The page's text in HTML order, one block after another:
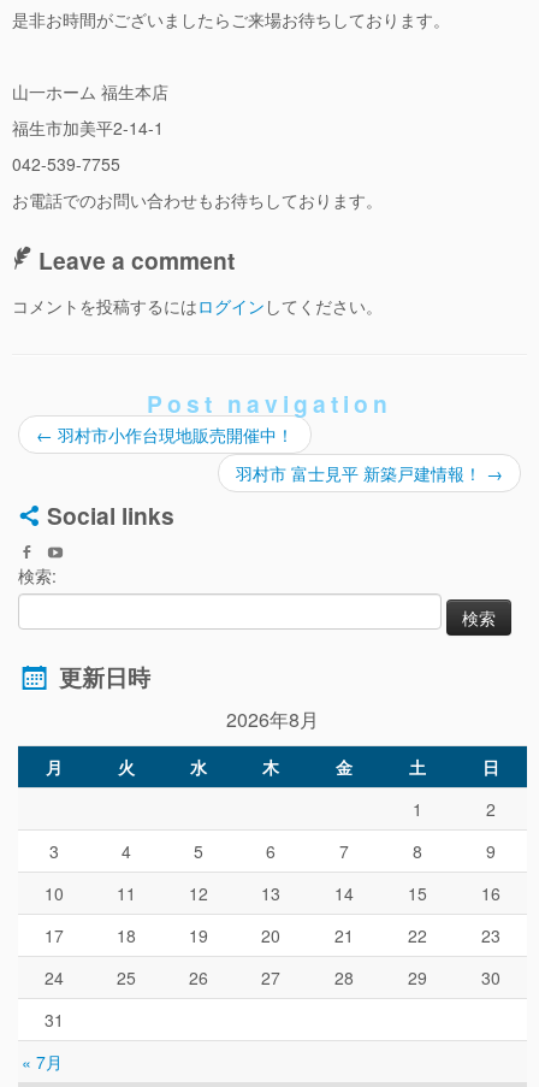
是非お時間がございましたらご来場お待ちしております。
山一ホーム 福生本店
福生市加美平2-14-1
042-539-7755
お電話でのお問い合わせもお待ちしております。
Leave a comment
コメントを投稿するにはログイン してください。
Post navigation
← 羽村市小作台現地販売開催中！
羽村市 富士見平 新築戸建情報！ →
Social links
検索:
更新日時
2026年8月
月 火 水 木 金 土 日
« 7月
1
2
3
4 5 6 7 8
9
10
11 12 13 14 15
16
17
18 19 20 21 22
23
24
25 26 27 28 29
30
31